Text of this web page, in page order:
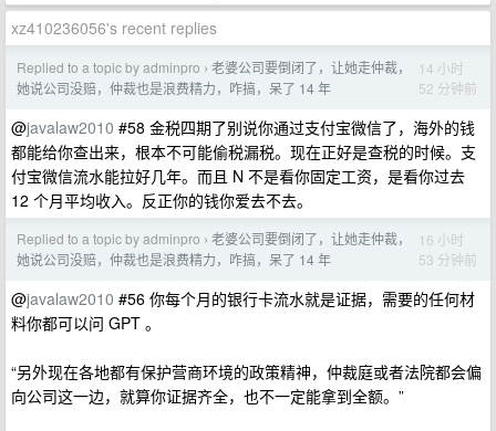
xz410236056's recent replies
Replied to a topic by adminpro › 老婆公司要倒闭了，让她走仲裁，
她说公司没赔，仲裁也是浪费精力，咋搞，呆了 14 年
14 小时
52 分钟前
@javalaw2010 #58 金税四期了别说你通过支付宝微信了，海外的钱
都能给你查出来，根本不可能偷税漏税。现在正好是查税的时候。支
付宝微信流水能拉好几年。而且 N 不是看你固定工资，是看你过去
12 个月平均收入。反正你的钱你爱去不去。
Replied to a topic by adminpro › 老婆公司要倒闭了，让她走仲裁，
她说公司没赔，仲裁也是浪费精力，咋搞，呆了 14 年
16 小时
53 分钟前
@javalaw2010 #56 你每个月的银行卡流水就是证据，需要的任何材
料你都可以问 GPT 。
“另外现在各地都有保护营商环境的政策精神，仲裁庭或者法院都会偏
向公司这一边，就算你证据齐全，也不一定能拿到全额。”